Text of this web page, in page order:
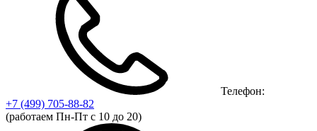
Телефон:
+7 (499) 705-88-82
(работаем Пн-Пт с 10 до 20)